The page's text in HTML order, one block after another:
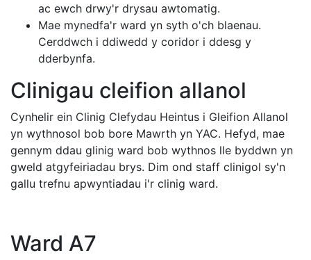
ac ewch drwy'r drysau awtomatig.
Mae mynedfa'r ward yn syth o'ch blaenau.
Cerddwch i ddiwedd y coridor i ddesg y
dderbynfa.
Clinigau cleifion allanol
Cynhelir ein Clinig Clefydau Heintus i Gleifion Allanol
yn wythnosol bob bore Mawrth yn YAC. Hefyd, mae
gennym ddau glinig ward bob wythnos lle byddwn yn
gweld atgyfeiriadau brys. Dim ond staff clinigol sy'n
gallu trefnu apwyntiadau i'r clinig ward.
Ward A7